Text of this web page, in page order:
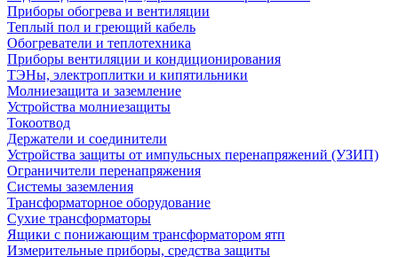
Приборы обогрева и вентиляции
Теплый пол и греющий кабель
Обогреватели и теплотехника
Приборы вентиляции и кондиционирования
ТЭНы, электроплитки и кипятильники
Молниезащита и заземление
Устройства молниезащиты
Токоотвод
Держатели и соединители
Устройства защиты от импульсных перенапряжений (УЗИП)
Ограничители перенапряжения
Системы заземления
Трансформаторное оборудование
Сухие трансформаторы
Ящики с понижающим трансформатором ятп
Измерительные приборы, средства защиты